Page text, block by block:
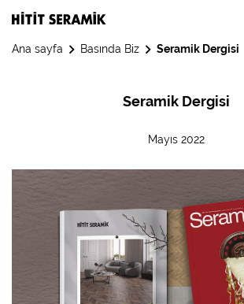
Ana sayfa Basında Biz Seramik Dergisi
Seramik Dergisi
Mayıs 2022